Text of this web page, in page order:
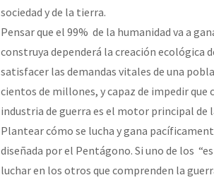
sociedad y de la tierra.
Pensar que el 99% de la humanidad va a
construya dependerá la creación ecológica
satisfacer las demandas vitales de una
cientos de millones, y capaz de impedir
industria de guerra es el motor principal de
Plantear cómo se lucha y gana
diseñada por el Pentágono. Si uno de los
luchar en los otros que comprenden la